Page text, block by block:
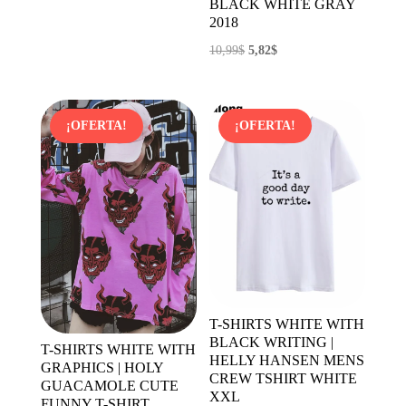
BLACK WHITE GRAY
2018
10,99$ El
era:
10,99$.
5,82$El
es:
5,82$.
¡OFERTA!
T-SHIRTS WHITE WITH
GRAPHICS | HOLY
GUACAMOLE CUTE
¡OFERTA!
T-SHIRTS WHITE WITH
BLACK WRITING |
HELLY HANSEN MENS
CREW TSHIRT WHITE
XXL